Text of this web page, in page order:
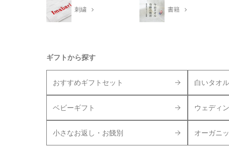
刺繍 書籍
ギフトから探す
おすすめギフトセット 白いタオ
ベビーギフト ウェディ
小さなお返し・お餞別 オーガニ